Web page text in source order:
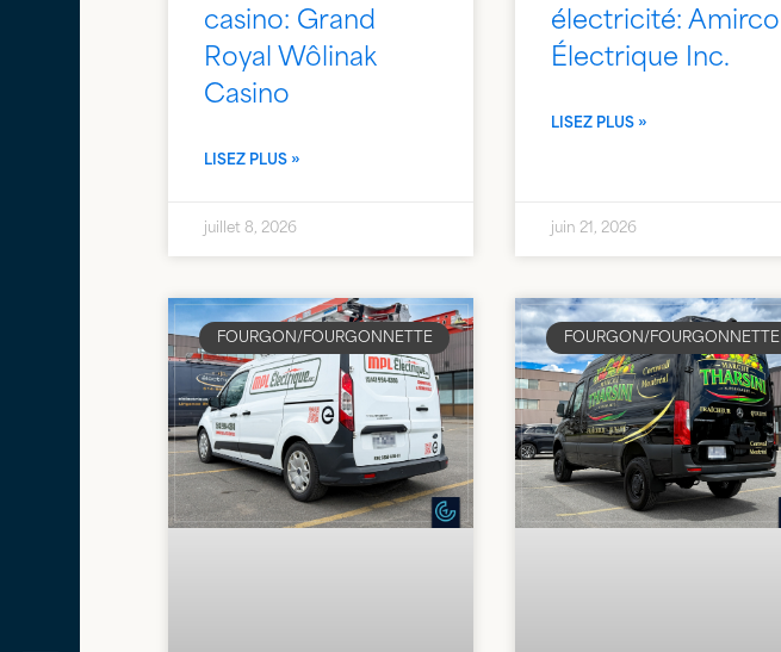
casino: Grand
Royal Wôlinak
Casino
LISEZ PLUS »
juillet 8, 2026
électricité: Amirco
Électrique Inc.
LISEZ PLUS »
juin 21, 2026
FOURGON/FOURGONNETTE FOURGON/FOURGONNETTE